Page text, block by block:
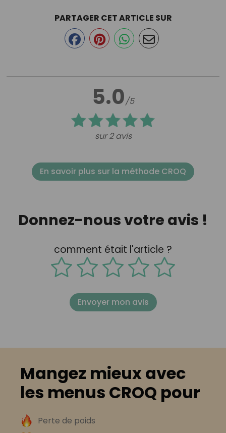
5.0/5
sur 2 avis
PARTAGER CET ARTICLE SUR
En savoir plus sur la méthode CROQ
Donnez-nous votre avis !
comment était l'article ?
Envoyer mon avis
Mangez mieux avec
les menus CROQ pour
Perte de poids